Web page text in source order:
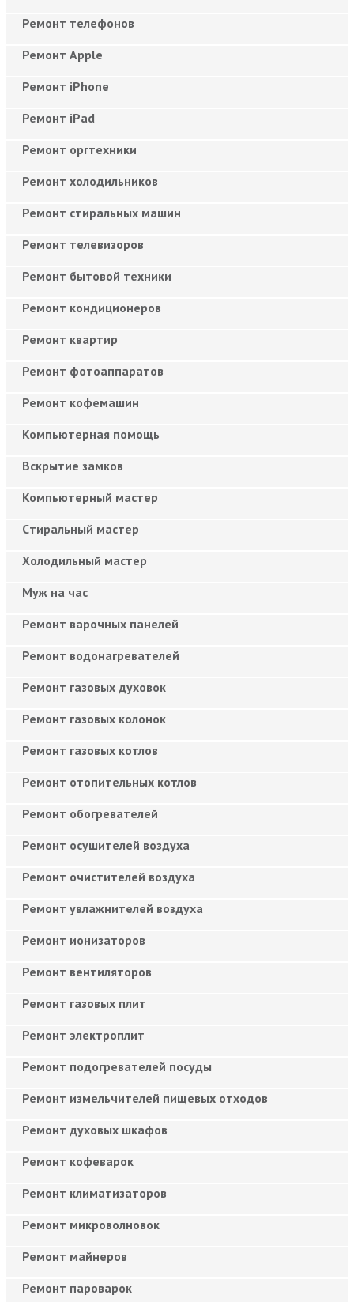
Ремонт телефонов
Ремонт Apple
Ремонт iPhone
Ремонт iPad
Ремонт оргтехники
Ремонт холодильников
Ремонт стиральных машин
Ремонт телевизоров
Ремонт бытовой техники
Ремонт кондиционеров
Ремонт квартир
Ремонт фотоаппаратов
Ремонт кофемашин
Компьютерная помощь
Вскрытие замков
Компьютерный мастер
Cтиральный мастер
Холодильный мастер
Муж на час
Ремонт варочных панелей
Ремонт водонагревателей
Ремонт газовых духовок
Ремонт газовых колонок
Ремонт газовых котлов
Ремонт отопительных котлов
Ремонт обогревателей
Ремонт осушителей воздуха
Ремонт очистителей воздуха
Ремонт увлажнителей воздуха
Ремонт ионизаторов
Ремонт вентиляторов
Ремонт газовых плит
Ремонт электроплит
Ремонт подогревателей посуды
Ремонт измельчителей пищевых отходов
Ремонт духовых шкафов
Ремонт кофеварок
Ремонт климатизаторов
Ремонт микроволновок
Ремонт майнеров
Ремонт пароварок